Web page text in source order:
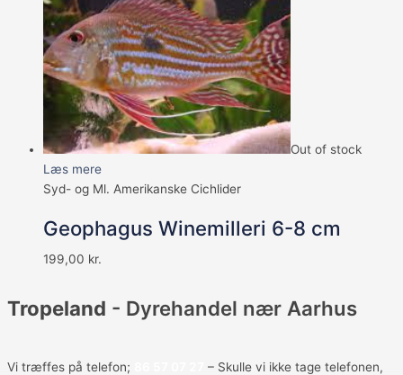
Out of stock
Læs mere
Syd- og Ml. Amerikanske Cichlider
Geophagus Winemilleri 6-8 cm
199,00 kr.
Tropeland - Dyrehandel nær Aarhus
Vi træffes på telefon;
– Skulle vi ikke tage telefonen,